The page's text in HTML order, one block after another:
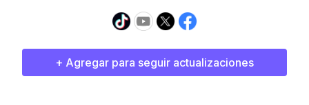
+ Agregar para seguir actualizaciones